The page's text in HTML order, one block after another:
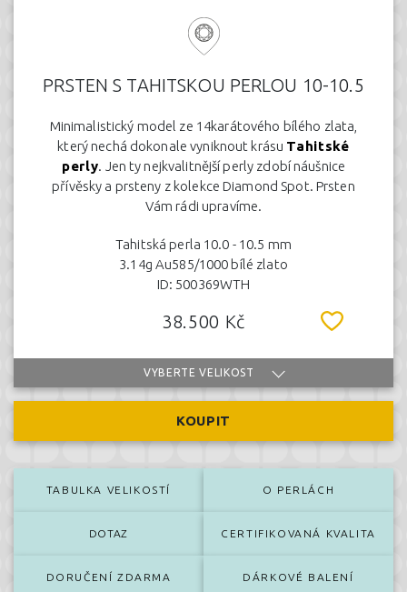
PRSTEN S TAHITSKOU PERLOU 10-10.5
Minimalistický model ze 14karátového bílého zlata,
který nechá dokonale vyniknout krásu Tahitské
perly. Jen ty nejkvalitnější perly zdobí náušnice
přívěsky a prsteny z kolekce Diamond Spot. Prsten
Vám rádi upravíme.
Tahitská perla 10.0 - 10.5 mm
3.14g Au585/1000 bílé zlato
ID: 500369WTH
38.500 Kč
VYBERTE VELIKOST
KOUPIT
TABULKA VELIKOSTÍ O PERLÁCH
DOTAZ CERTIFIKOVANÁ KVALITA
DORUČENÍ ZDARMA DÁRKOVÉ BALENÍ